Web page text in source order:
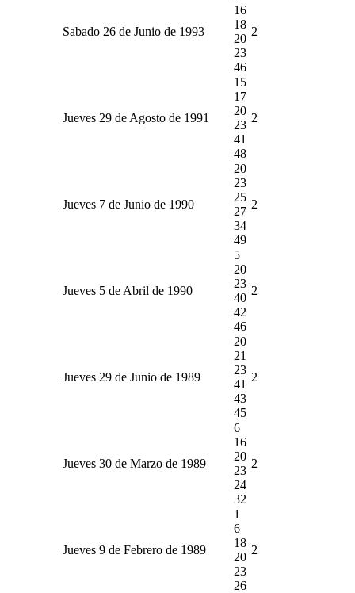
Sabado 26 de Junio de 1993
16
18
20
23
46
2
Jueves 29 de Agosto de 1991
15
17
20
23
41
48
2
Jueves 7 de Junio de 1990
20
23
25
27
34
49
2
Jueves 5 de Abril de 1990
5
20
23
40
42
46
2
Jueves 29 de Junio de 1989
20
21
23
41
43
45
2
Jueves 30 de Marzo de 1989
6
16
20
23
24
32
2
Jueves 9 de Febrero de 1989
1
6
18
20
23
26
2